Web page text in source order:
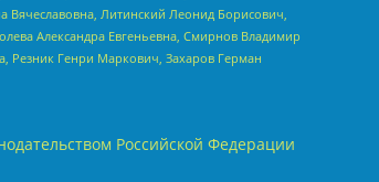
Литинский Леонид Борисович,
Александра Евгеньевна, Смирнов Владимир
Резник Генри Маркович, Захаров Герман
Российской Федерации